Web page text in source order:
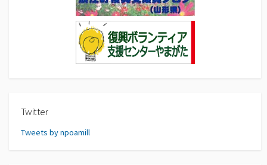
Twitter
Tweets by npoamill